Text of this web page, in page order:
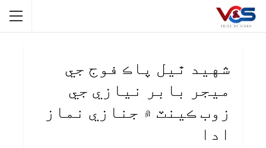
شهيد ٿيل پاڪ فوج جي
ميجر بابر نيازي جي
زوب ڪينٽ ۾ جنازي نماز
ادا